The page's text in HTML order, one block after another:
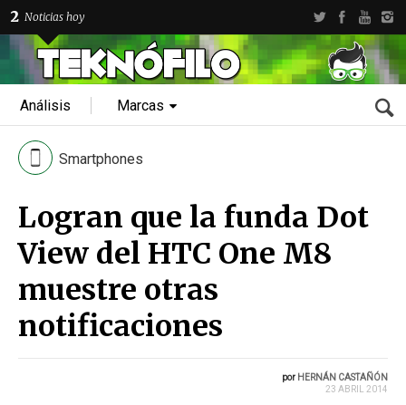
2 Noticias hoy
Análisis Marcas
Smartphones
Logran que la funda Dot
View del HTC One M8
muestre otras
notificaciones
por HERNÁN CASTAÑÓN
23 ABRIL 2014